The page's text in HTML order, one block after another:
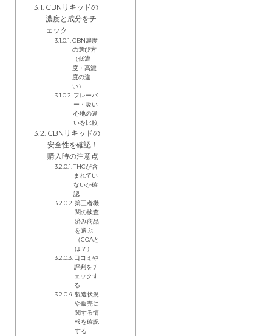
CBNリキッドの
濃度と成分をチ
ェック
CBN濃度
の選び方
（低濃
度・高濃
度の違
い）
フレーバ
ー・吸い
心地の違
いを比較
CBNリキッドの
安全性を確認！
購入時の注意点
THCが含
まれてい
ないか確
認
第三者機
関の検査
済み商品
を選ぶ
（COAと
は？）
口コミや
評判をチ
ェックす
る
製造状況
や販売に
関する情
報を確認
する